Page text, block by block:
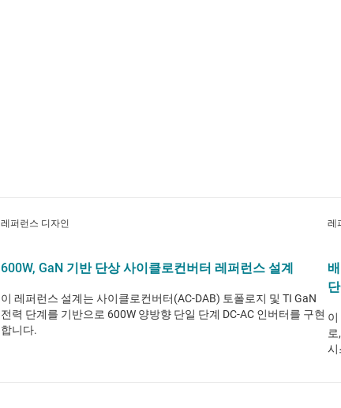
레퍼런스 디자인
600W, GaN 기반 단상 사이클로컨버터 레퍼런스 설계
이 레퍼런스 설계는 사이클로컨버터(AC-DAB) 토폴로지 및 TI GaN
전력 단계를 기반으로 600W 양방향 단일 단계 DC-AC 인버터를 구현
합니다.
레
시